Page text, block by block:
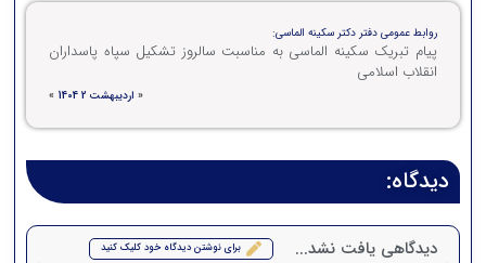
روابط عمومی دفتر دکتر سکینه الماسی:
پیام تبریک سکینه الماسی به مناسبت سالروز تشکیل سپاه پاسداران
انقلاب اسلامی
« اردیبهشت 2 1404 »
دیدگاه:
دیدگاهی یافت نشد... برای نوشتن دیدگاه خود کلیک کنید